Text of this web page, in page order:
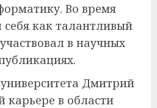
Во время
как талантливый
в научных
Дмитрий
карьере в области